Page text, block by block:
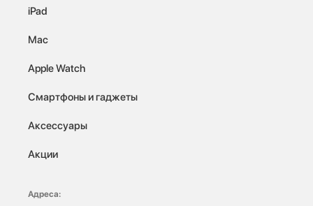
iPad
Mac
Apple Watch
Смартфоны и гаджеты
Аксессуары
Акции
Адреса: